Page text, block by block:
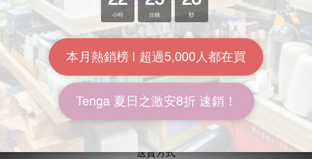
加入我們
批發查詢
KOL計劃
常用資訊
送貨包裝
付款方式
送貨方式